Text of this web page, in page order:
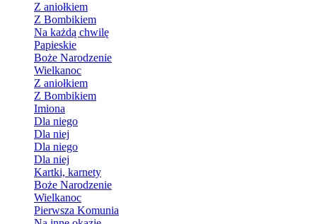
Z aniołkiem
Z Bombikiem
Na każdą chwilę
Papieskie
Boże Narodzenie
Wielkanoc
Z aniołkiem
Z Bombikiem
Imiona
Dla niego
Dla niej
Dla niego
Dla niej
Kartki, karnety
Boże Narodzenie
Wielkanoc
Pierwsza Komunia